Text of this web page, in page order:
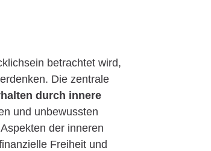
betrachtet wird,
Die zentrale
durch innere
und unbewussten
der inneren
Freiheit und